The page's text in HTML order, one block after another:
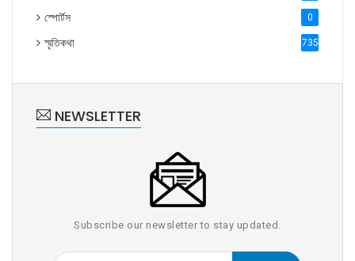
স্পোর্টস 0
স্মৃতিকথা 735
NEWSLETTER
Subscribe our newsletter to stay updated.